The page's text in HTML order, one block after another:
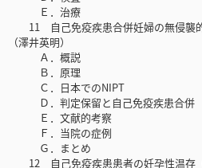
Ｅ．治療
11 自己免疫疾患合併妊婦の無侵襲的
（澤井英明）
Ａ．概説
Ｂ．原理
Ｃ．日本でのNIPT
Ｄ．判定保留と自己免疫疾患合併
Ｅ．文献的考察
Ｆ．当院の症例
Ｇ．まとめ
12 自己免疫疾患患者の妊孕性温存